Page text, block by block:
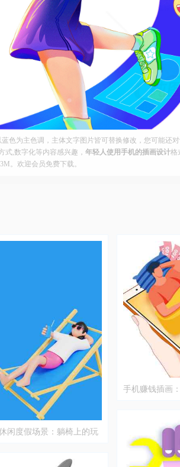
色为主色调，主体文字图片皆可替换修改，您可能还
式,数字化等内容感兴趣， 年轻人使用手机的插画设计格
。欢迎会员免费下载。
闲度假场景：躺椅上的玩
手机赚钱插画